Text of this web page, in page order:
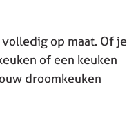
op maat. Of je
of een keuken
droomkeuken